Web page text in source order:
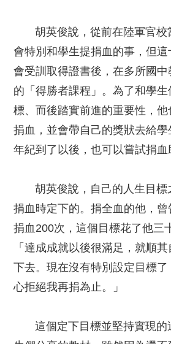
胡英俊說，從前在陸軍官校
會特別和學生提捐血的事，但
會受訓取得證書後，在多所國
的「得勝者課程」。為了和學生
標、而後踏實前進的重要性，
捐血，並會帶自己的獎狀去給
年紀到了以後，也可以嘗試捐血
胡英俊說，自己的人生目標
捐血時定下的。捐全血的他，
捐血200次，這個目標花了他三
「達成成就以後很滿足，就順
下去。現在沒有特別設定目標
心拒絕我再捐為止。」
這個定下目標並堅持實現的